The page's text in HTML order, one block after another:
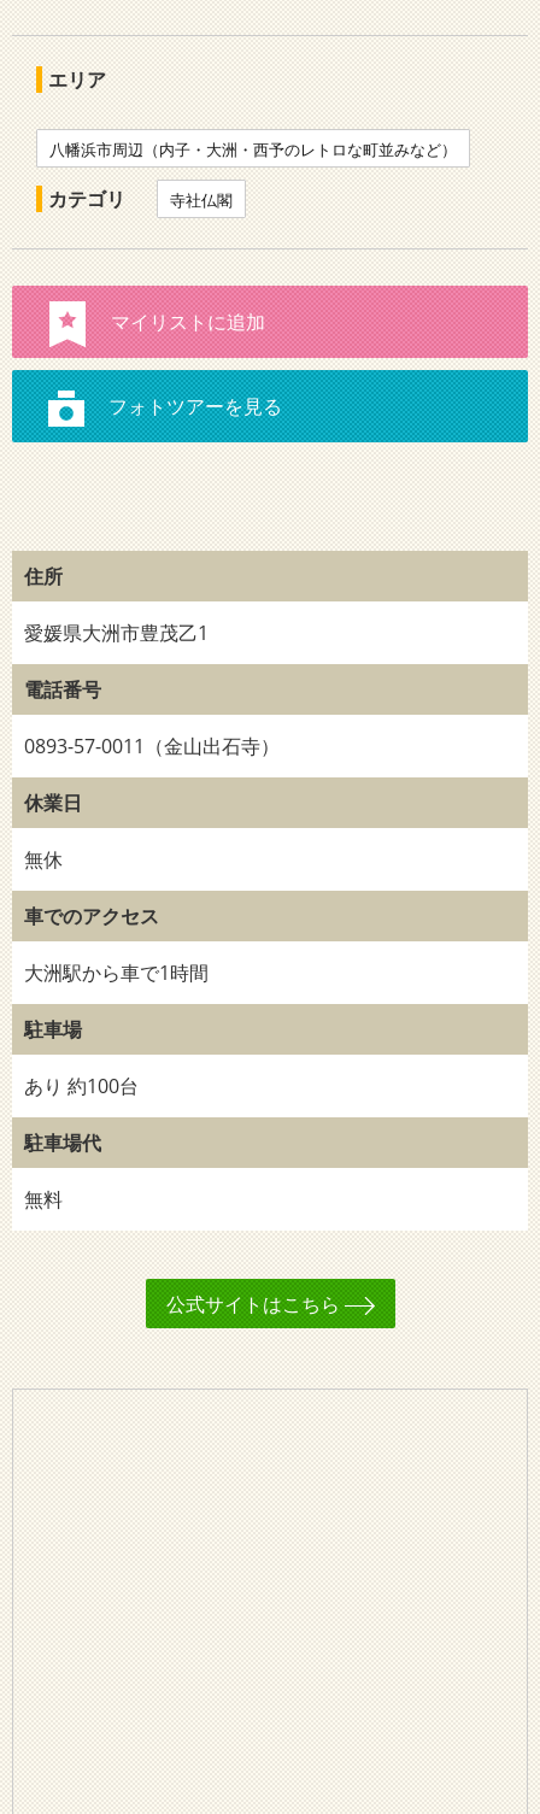
エリア
八幡浜市周辺（内子・大洲・西予のレトロな町並みなど）
カテゴリ 寺社仏閣
住所
愛媛県大洲市豊茂乙1
電話番号
0893-57-0011（金山出石寺）
休業日
無休
車でのアクセス
大洲駅から車で1時間
駐車場
あり 約100台
駐車場代
無料
公式サイトはこちら